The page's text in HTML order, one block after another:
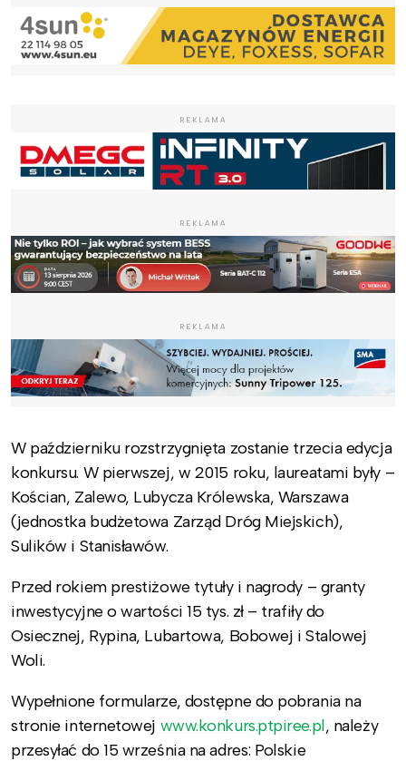
REKLAMA
REKLAMA
REKLAMA
W październiku rozstrzygnięta zostanie trzecia edycja
konkursu. W pierwszej, w 2015 roku, laureatami były –
Kościan, Zalewo, Lubycza Królewska, Warszawa
(jednostka budżetowa Zarząd Dróg Miejskich),
Sulików i Stanisławów.
Przed rokiem prestiżowe tytuły i nagrody – granty
inwestycyjne o wartości 15 tys. zł – trafiły do
Osiecznej, Rypina, Lubartowa, Bobowej i Stalowej
Woli.
Wypełnione formularze, dostępne do pobrania na
stronie internetowej www.konkurs.ptpiree.pl, należy
przesyłać do 15 września na adres: Polskie